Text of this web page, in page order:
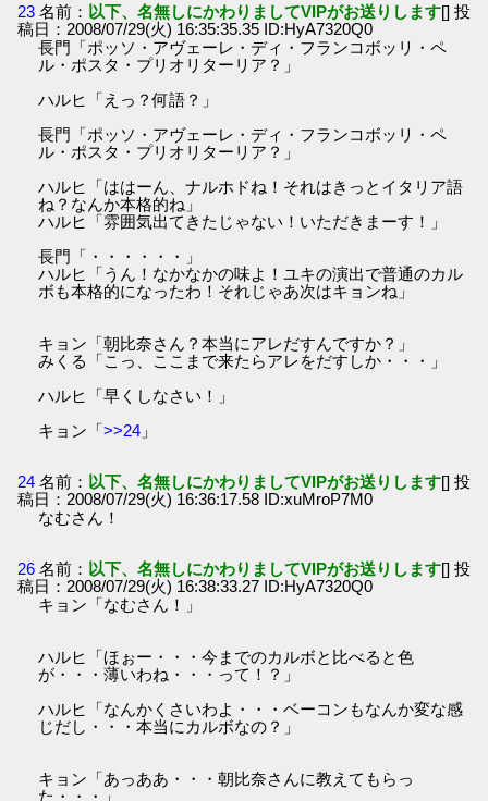
23 名前： 以下、名無しにかわりましてVIPがお送りします[] 投
稿日：2008/07/29(火) 16:35:35.35 ID:HyA7320Q0
長門「ポッソ・アヴェーレ・ディ・フランコボッリ・ペ
ル・ポスタ・プリオリターリア？」
ハルヒ「えっ？何語？」
長門「ポッソ・アヴェーレ・ディ・フランコボッリ・ペ
ル・ポスタ・プリオリターリア？」
ハルヒ「ははーん、ナルホドね！それはきっとイタリア語
ね？なんか本格的ね」
ハルヒ「雰囲気出てきたじゃない！いただきまーす！」
長門「・・・・・・」
ハルヒ「うん！なかなかの味よ！ユキの演出で普通のカル
ボも本格的になったわ！それじゃあ次はキョンね」
キョン「朝比奈さん？本当にアレだすんですか？」
みくる「こっ、ここまで来たらアレをだすしか・・・」
ハルヒ「早くしなさい！」
キョン「>>24 」
24 名前： 以下、名無しにかわりましてVIPがお送りします[] 投
稿日：2008/07/29(火) 16:36:17.58 ID:xuMroP7M0
なむさん！
26 名前： 以下、名無しにかわりましてVIPがお送りします[] 投
稿日：2008/07/29(火) 16:38:33.27 ID:HyA7320Q0
キョン「なむさん！」
ハルヒ「ほぉー・・・今までのカルボと比べると色
が・・・薄いわね・・・って！？」
ハルヒ「なんかくさいわよ・・・ベーコンもなんか変な感
じだし・・・本当にカルボなの？」
キョン「あっああ・・・朝比奈さんに教えてもらっ
た・・・」